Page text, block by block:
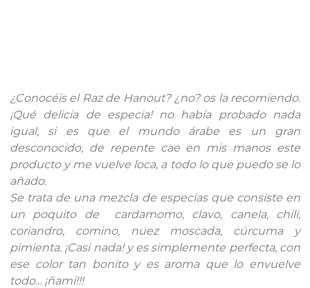
¿Conocéis el Raz de Hanout? ¿no? os la recomiendo.
¡Qué delicia de especia! no había probado nada
igual, si es que el mundo árabe es un gran
desconocido, de repente cae en mis manos este
producto y me vuelve loca, a todo lo que puedo se lo
añado.
Se trata de una mezcla de especias que consiste en
un poquito de
cardamomo, clavo, canela, chili,
coriandro, comino, nuez moscada, cúrcuma y
pimienta. ¡Casi nada! y es simplemente perfecta, con
ese color tan bonito y es aroma que lo envuelve
todo... ¡ñami!!!